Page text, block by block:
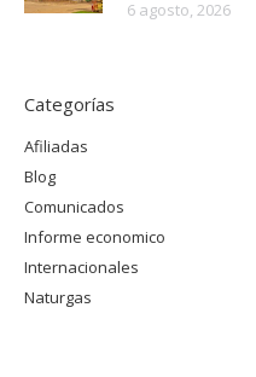
6 agosto, 2026
Categorías
Afiliadas
Blog
Comunicados
Informe economico
Internacionales
Naturgas